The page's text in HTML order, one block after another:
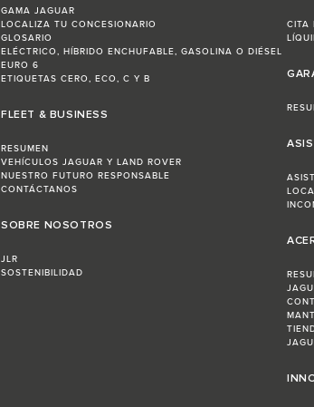
GAMA JAGUAR
LOCALIZA TU CONCESIONARIO
GLOSARIO
ELÉCTRICO, HÍBRIDO ENCHUFABLE, GASOLINA O DIÉSEL
EURO 6
ETIQUETAS CERO, ECO, C Y B
FLEET & BUSINESS
RESUMEN
VEHÍCULOS JAGUAR Y LAND ROVER
NUESTRO FUTURO RESPONSABLE
CONTÁCTANOS
SOBRE NOSOTROS
JLR
SOSTENIBILIDAD
CITA